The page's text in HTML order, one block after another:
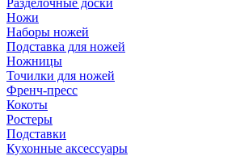
Разделочные доски
Ножи
Наборы ножей
Подставка для ножей
Ножницы
Точилки для ножей
Френч-пресс
Кокоты
Ростеры
Подставки
Кухонные аксессуары